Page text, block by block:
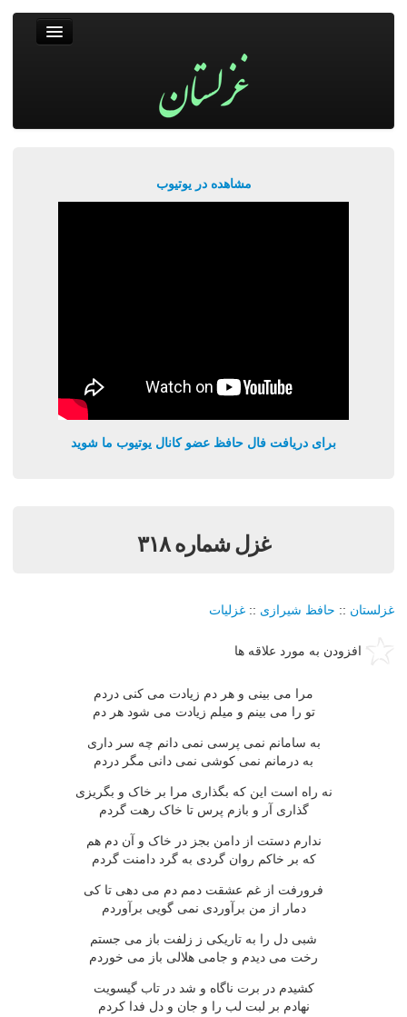
مشاهده در یوتیوب
برای دریافت فال حافظ عضو کانال یوتیوب ما شوید
غزل شماره ۳۱۸
غزلستان :: حافظ شیرازی :: غزلیات
افزودن به مورد علاقه ها
مرا می بینی و هر دم زیادت می کنی دردم
تو را می بینم و میلم زیادت می شود هر دم
به سامانم نمی پرسی نمی دانم چه سر داری
به درمانم نمی کوشی نمی دانی مگر دردم
نه راه است این که بگذاری مرا بر خاک و بگریزی
گذاری آر و بازم پرس تا خاک رهت گردم
ندارم دستت از دامن بجز در خاک و آن دم هم
که بر خاکم روان گردی به گرد دامنت گردم
فرورفت از غم عشقت دمم دم می دهی تا کی
دمار از من برآوردی نمی گویی برآوردم
شبی دل را به تاریکی ز زلفت باز می جستم
رخت می دیدم و جامی هلالی باز می خوردم
کشیدم در برت ناگاه و شد در تاب گیسویت
نهادم بر لبت لب را و جان و دل فدا کردم